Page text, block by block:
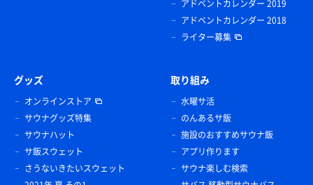
アドベントカレンダー 2019
アドベントカレンダー 2018
ライター募集
グッズ
オンラインストア
サウナグッズ特集
サウナハット
サ飯スウェット
さうないきたいスウェット
取り組み
水曜サ活
のんあるサ飯
施設のおすすめサウナ飯
アプリ作ります
サウナ楽しむ検索